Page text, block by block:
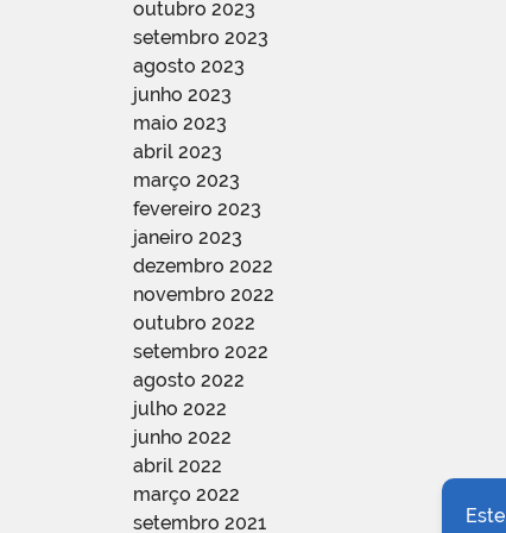
outubro 2023
setembro 2023
agosto 2023
junho 2023
maio 2023
abril 2023
março 2023
fevereiro 2023
janeiro 2023
dezembro 2022
novembro 2022
outubro 2022
setembro 2022
agosto 2022
julho 2022
junho 2022
abril 2022
março 2022
setembro 2021